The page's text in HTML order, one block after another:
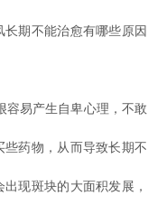
期不能治愈有哪些原因
容易产生自卑心理，不敢
药物，从而导致长期不
现斑块的大面积发展，